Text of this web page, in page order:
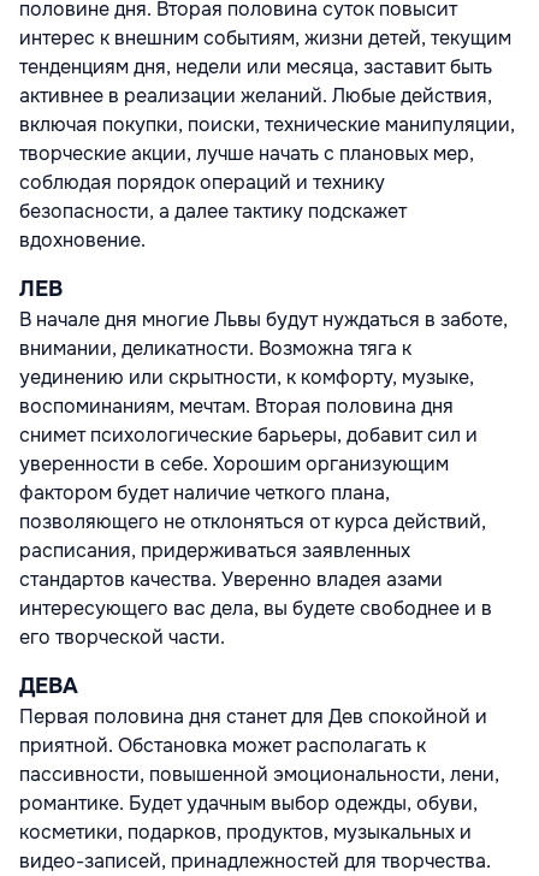
половине дня. Вторая половина суток повысит
интерес к внешним событиям, жизни детей, текущим
тенденциям дня, недели или месяца, заставит быть
активнее в реализации желаний. Любые действия,
включая покупки, поиски, технические манипуляции,
творческие акции, лучше начать с плановых мер,
соблюдая порядок операций и технику
безопасности, а далее тактику подскажет
вдохновение.
ЛЕВ
В начале дня многие Львы будут нуждаться в заботе,
внимании, деликатности. Возможна тяга к
уединению или скрытности, к комфорту, музыке,
воспоминаниям, мечтам. Вторая половина дня
снимет психологические барьеры, добавит сил и
уверенности в себе. Хорошим организующим
фактором будет наличие четкого плана,
позволяющего не отклоняться от курса действий,
расписания, придерживаться заявленных
стандартов качества. Уверенно владея азами
интересующего вас дела, вы будете свободнее и в
его творческой части.
ДЕВА
Первая половина дня станет для Дев спокойной и
приятной. Обстановка может располагать к
пассивности, повышенной эмоциональности, лени,
романтике. Будет удачным выбор одежды, обуви,
косметики, подарков, продуктов, музыкальных и
видео-записей, принадлежностей для творчества.